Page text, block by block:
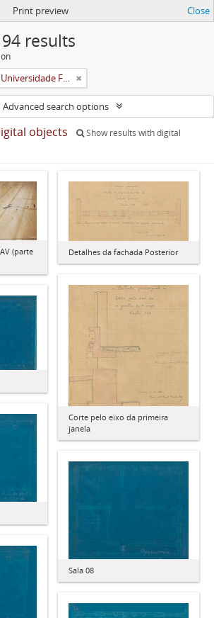
Print preview Close
results
Acervo Cartográfico da Universidade Federal de Viçosa
Advanced search options
objects
Show results with digital
(parte
Detalhes da fachada Posterior
Corte pelo eixo da primeira
janela
Sala 08